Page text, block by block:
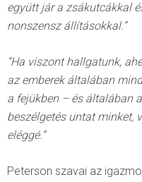
együtt jár a zsákutcákkal
nonszensz állításokkal.”
“Ha viszont hallgatunk,
az emberek általában
a fejükben – és általában
beszélgetés untat minket,
eléggé.”
Peterson szavai az